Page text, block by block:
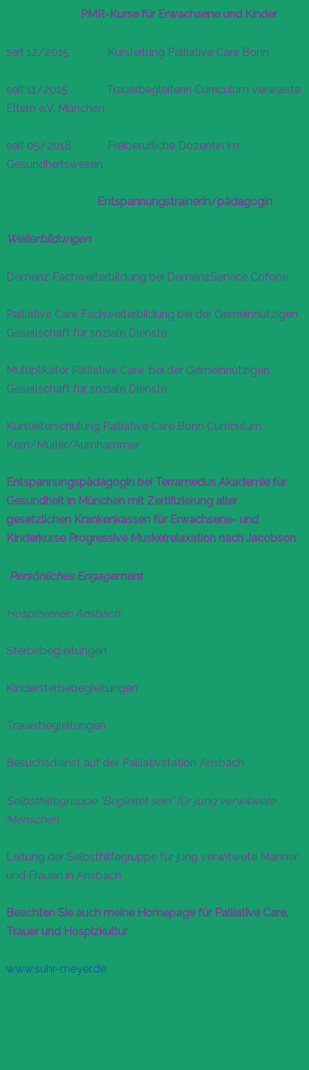
PMR-Kurse für Erwachsene und Kinder
seit 12/2015 Kursleitung Palliative Care Bonn
seit 11/2015 Trauerbegleiterin Curriculum verwaiste
Eltern e.V. München
seit 05/2018 Freiberufliche Dozentin im
Gesundheitswesen
Entspannungstrainerin/pädagogin
Weiterbildungen
Demenz Fachweiterbildung bei DemenzService Cofone
Palliative Care Fachweiterbildung bei der Gemeinnützigen
Gesellschaft für soziale Dienste
Multiplikator Palliative Care bei der Gemeinnützigen
Gesellschaft für soziale Dienste
Kursleiterschulung Palliative Care Bonn Curriculum
Kern/Müller/Aurnhammer
Entspannungspädagogin bei Terramedus Akademie für
Gesundheit in München mit Zertifizierung aller
gesetzlichen Krankenkassen für Erwachsene- und
Kinderkurse Progressive Muskelrelaxation nach Jacobson
Persönliches Engagement
Hospizverein Ansbach:
Sterbebegleitungen
Kindersterbebegleitungen
Trauerbegleitungen
Besuchsdienst auf der Palliativstation Ansbach
Selbsthilfegruppe “Begleitet sein” für jung verwitwete
Menschen
Leitung der Selbsthilfegruppe für jung verwitwete Männer
und Frauen in Ansbach
Beachten Sie auch meine Homepage für Palliative Care,
Trauer und Hospizkultur
www.suhr-meyer.de